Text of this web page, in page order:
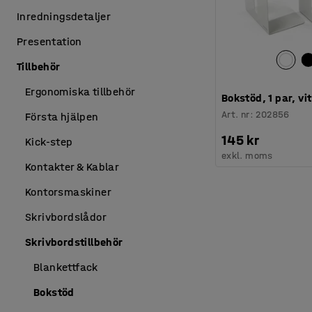
Bokstöd, 1 par, vit
Art. nr: 202856
145 kr
exkl. moms
Inredningsdetaljer
Presentation
Tillbehör
Ergonomiska tillbehör
Första hjälpen
Kick-step
Kontakter & Kablar
Kontorsmaskiner
Skrivbordslådor
Skrivbordstillbehör
Blankettfack
Bokstöd